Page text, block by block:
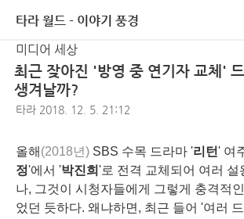
타라 월드 - 이야기 풍경
미디어 세상
최근 잦아진 '방영 중 연기자 교체'
생겨날까?
타라 2018. 12. 5. 21:12
올해 (2018년) SBS 수목 드라마 '리턴' 여
정'에서 '박진희 '로 전격 교체되어 여러 설
나, 그것이 시청자들에게 그렇게 충격적
었던 듯하다. 왜냐하면, 최근 들어 '여러